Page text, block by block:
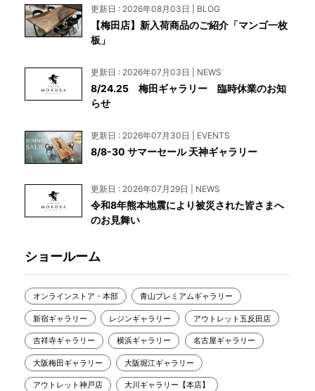
更新日 : 2026年08月03日 | BLOG
【梅田店】新入荷商品のご紹介「マンゴ一枚
板」
更新日 : 2026年07月03日 | NEWS
8/24.25 梅田ギャラリー 臨時休業のお知
らせ
更新日 : 2026年07月30日 | EVENTS
8/8-30 サマーセール 天神ギャラリー
更新日 : 2026年07月29日 | NEWS
令和8年熊本地震により被災された皆さまへ
のお見舞い
ショールーム
オンラインストア・本部 青山プレミアムギャラリー
新宿ギャラリー レジンギャラリー アウトレット五反田店
吉祥寺ギャラリー 横浜ギャラリー 名古屋ギャラリー
大阪梅田ギャラリー 大阪堀江ギャラリー
アウトレット神戸店 大川ギャラリー【本店】